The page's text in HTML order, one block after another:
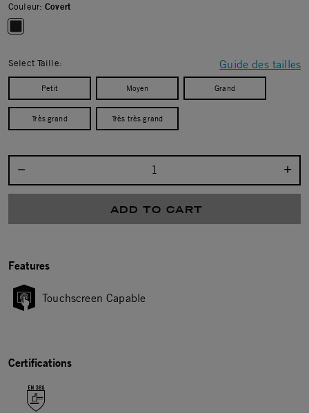
Couleur:Covert
Guide des tailles
Select Taille:
Petit Moyen Grand
Très grand Très très grand
ADD TO CART
Features
Touchscreen Capable
Certifications